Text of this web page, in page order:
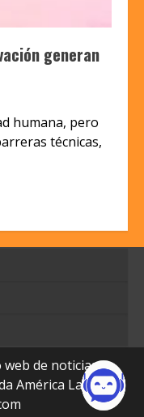
generan
humana, pero
técnicas,
de noticias y
América Latina.